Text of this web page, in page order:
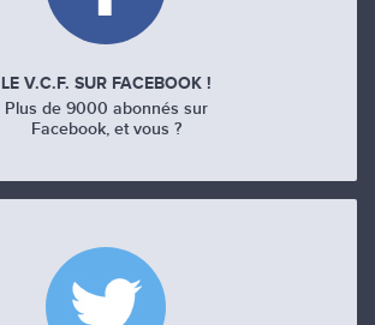
LE V.C.F. SUR FACEBOOK !
Plus de 9000 abonnés sur
Facebook, et vous ?